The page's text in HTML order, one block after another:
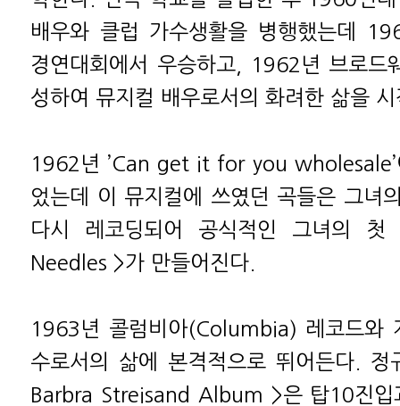
배우와 클럽 가수생활을 병행했는데
경연대회에서 우승하고, 1962년 브로드
성하여 뮤지컬 배우로서의 화려한 삶을
1962년 ’Can get it for you wholesale’
었는데 이 뮤지컬에 쓰였던 곡들은 그녀
다시 레코딩되어 공식적인 그녀의
Needles >가 만들어진다.
1963년 콜럼비아(Columbia) 레코드와
수로서의 삶에 본격적으로 뛰어든다.
Barbra Streisand Album >은 탑10진입